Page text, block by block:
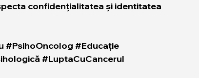
confidențialitatea și identitatea
#PsihoOncolog #Educație
#LuptaCuCancerul